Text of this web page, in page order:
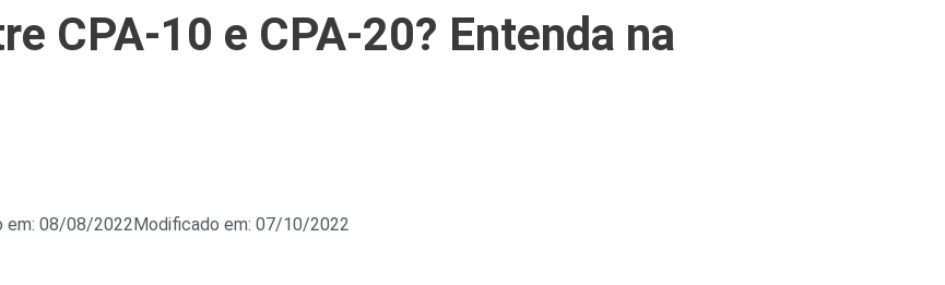
CPA-10 e CPA-20? Entenda na
em: 08/08/2022Modificado em: 07/10/2022